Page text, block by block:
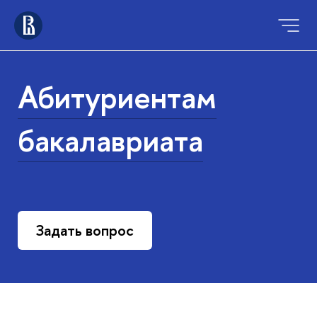
Абитуриентам
бакалавриата
Задать вопрос